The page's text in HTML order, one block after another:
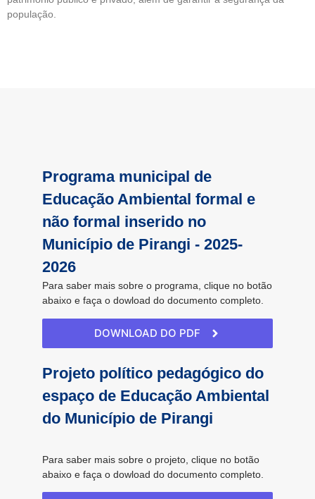
população.
Programa municipal de
Educação Ambiental formal e
não formal inserido no
Município de Pirangi - 2025-
2026
Para saber mais sobre o programa, clique no botão
abaixo e faça o dowload do documento completo.
DOWNLOAD DO PDF
Projeto político pedagógico do
espaço de Educação Ambiental
do Município de Pirangi
Para saber mais sobre o projeto, clique no botão
abaixo e faça o dowload do documento completo.